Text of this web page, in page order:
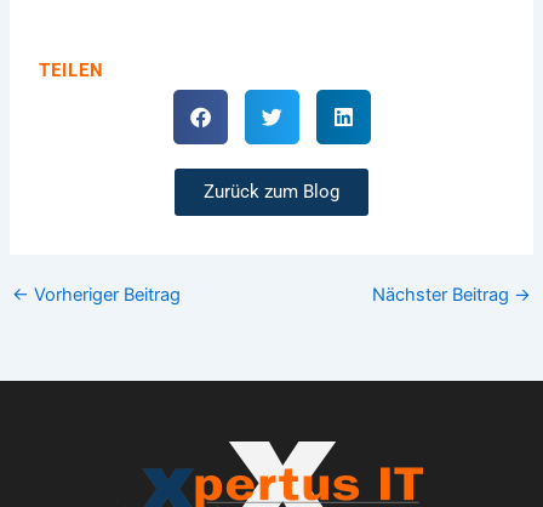
TEILEN
Zurück zum Blog
← Vorheriger Beitrag Nächster Beitrag →